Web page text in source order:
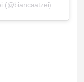
(@biancaatzei)